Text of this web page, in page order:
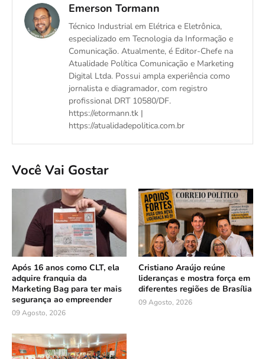
Emerson Tormann
Técnico Industrial em Elétrica e Eletrônica,
especializado em Tecnologia da Informação e
Comunicação. Atualmente, é Editor-Chefe na
Atualidade Política Comunicação e Marketing
Digital Ltda. Possui ampla experiência como
jornalista e diagramador, com registro
profissional DRT 10580/DF.
https://etormann.tk |
https://atualidadepolitica.com.br
Você Vai Gostar
Após 16 anos como CLT, ela
adquire franquia da
Marketing Bag para ter mais
segurança ao empreender
09 Agosto, 2026
Cristiano Araújo reúne
lideranças e mostra força em
diferentes regiões de Brasília
09 Agosto, 2026